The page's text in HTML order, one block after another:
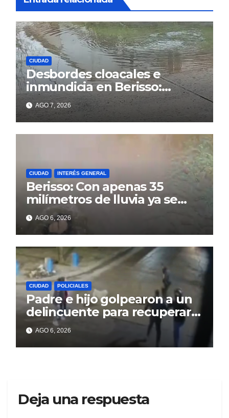
CIUDAD
Desbordes cloacales e
inmundicia en Berisso:
colapso de la red en la calle
14AGO 7, 2026
CIUDAD INTERÉS GENERAL
Berisso: Con apenas 35
milímetros de lluvia ya se
sienten los problemas
AGO 6, 2026
CIUDAD POLICIALES
Padre e hijo golpearon a un
delincuente para recuperar
un celular robado en Berisso
AGO 6, 2026
Deja una respuesta